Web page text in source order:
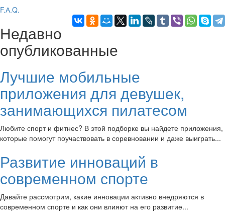
F.А.Q.
Недавно
опубликованные
Лучшие мобильные
приложения для девушек,
занимающихся пилатесом
Любите спорт и фитнес? В этой подборке вы найдете приложения,
которые помогут поучаствовать в соревновании и даже выиграть...
Развитие инноваций в
современном спорте
Давайте рассмотрим, какие инновации активно внедряются в
современном спорте и как они влияют на его развитие...